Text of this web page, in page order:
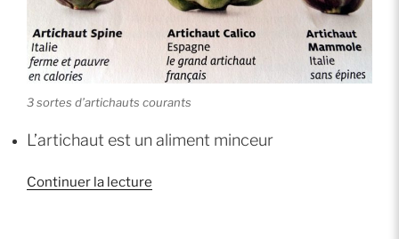
3 sortes d’artichauts courants
L’artichaut est un aliment minceur
Continuer la lecture